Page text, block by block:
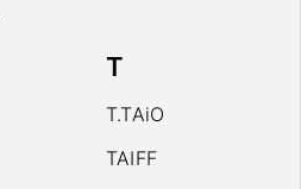
T
T.TAiO
TAIFF